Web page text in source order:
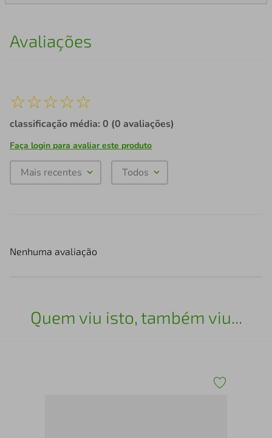
Avaliações
☆☆☆☆☆
classificação média: 0 (0 avaliações)
Faça login para avaliar este produto
Mais recentes Todos
Nenhuma avaliação
Quem viu isto, também viu...